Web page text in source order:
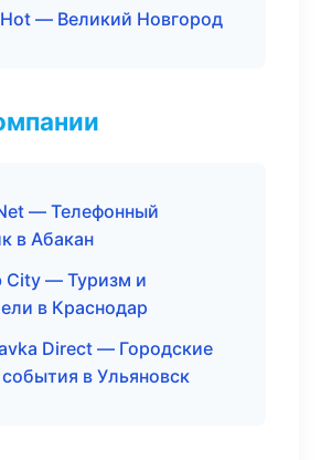
— Великий Новгород
— Телефонный
в Абакан
City — Туризм и
в Краснодар
Direct — Городские
в Ульяновск